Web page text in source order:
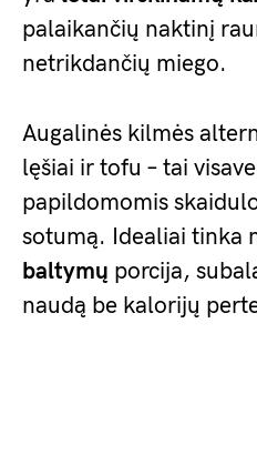
palaikančių naktinį
netrikdančių miego.
Augalinės kilmės
lęšiai ir tofu – tai
papildomomis
sotumą. Idealiai tinka
baltymų porcija,
naudą be kalorijų